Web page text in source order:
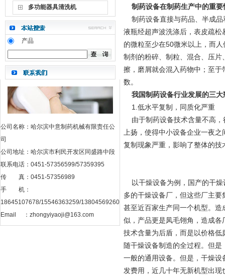
多功能器具清洗机
产品
公司名称：哈尔滨中意制药机械有限责任公
司
公司地址：哈尔滨市利民开发区同盛路中段
联系电话：0451-57356599/57359395
传 真：0451-57356989
手 机：
18645107678/15546363259/13804569260
Email ： zhongyiyaoji@163.com
制药设备在制药生产中的重要
制药设备直接与药品、半成品
液瓶经超声波洗涤后，表皮疏
的微粒至少在50微米以上，而
制剂的粉碎、制粒、混合、压
擦，磨屑就会混入药物中；至
数。
我国制药设备行业发展的三大
1.低水平复制，同质化严重
由于制药设备技术含量不高，
上扬，使得中小设备企业一夜
复制现象严重，影响了整体的技
以干燥设备为例，国产的干燥
多的干燥设备厂，但这些厂主
甚至近百家生产同一个机型。
似，产品更是凤毛翎角，造成
技术含量为后盾，而是以价格
随干燥设备制造的全过程。但
一般的通用设备。但是，干燥
发费用，近几十年无新机型出